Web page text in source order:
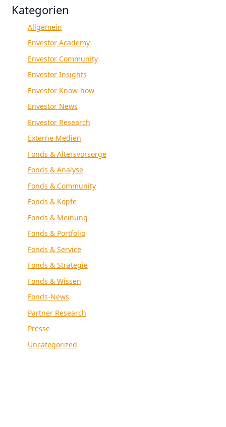
Kategorien
Allgemein
Envestor Academy
Envestor Community
Envestor Insights
Envestor Know-how
Envestor News
Envestor Research
Externe Medien
Fonds & Altersvorsorge
Fonds & Analyse
Fonds & Community
Fonds & Köpfe
Fonds & Meinung
Fonds & Portfolio
Fonds & Service
Fonds & Strategie
Fonds & Wissen
Fonds-News
Partner Research
Presse
Uncategorized